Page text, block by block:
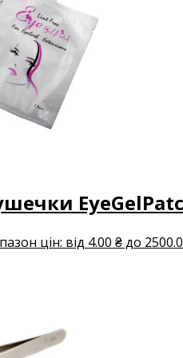
цін: від 4.00 ₴ до